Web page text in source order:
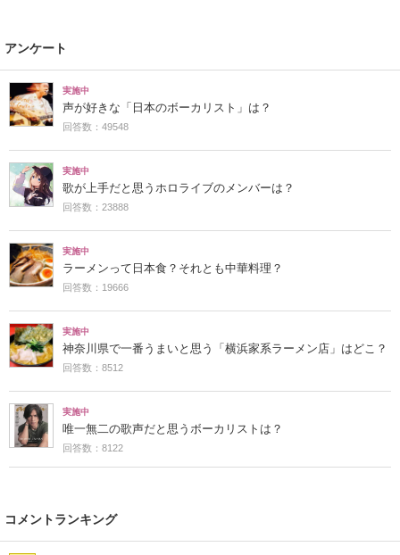
アンケート
実施中
声が好きな「日本のボーカリスト」は？
回答数：49548
実施中
歌が上手だと思うホロライブのメンバーは？
回答数：23888
実施中
ラーメンって日本食？それとも中華料理？
回答数：19666
実施中
神奈川県で一番うまいと思う「横浜家系ラーメン店」はどこ？
回答数：8512
実施中
唯一無二の歌声だと思うボーカリストは？
回答数：8122
コメントランキング